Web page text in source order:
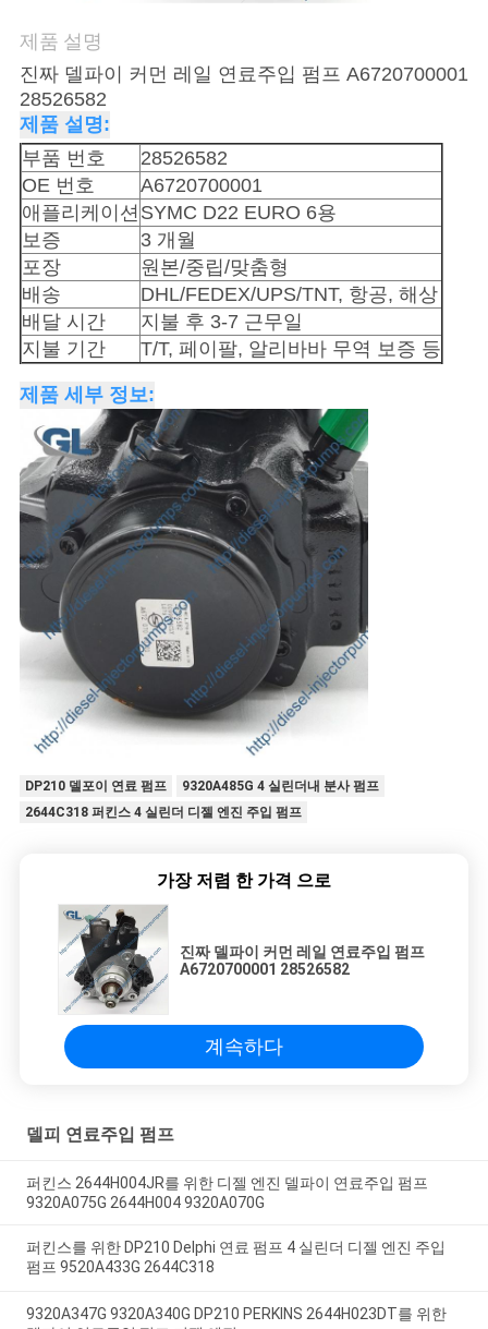
인
용
을
요
청
하
십
시
사
맵
정
제품 설명
진짜 델파이 커먼 레일 연료주입 펌프 A6720700001
28526582
제품 설명:
부품 번호
28526582
OE 번호
A6720700001
애플리케이션 SYMC D22 EURO 6용
보증
3 개월
포장
원본/중립/맞춤형
배송
DHL/FEDEX/UPS/TNT, 항공, 해상
배달 시간
지불 후 3-7 근무일
지불 기간
T/T, 페이팔, 알리바바 무역 보증 등
제품 세부 정보:
DP210 델포이 연료 펌프
9320A485G 4 실린더내 분사 펌프
2644C318 퍼킨스 4 실린더 디젤 엔진 주입 펌프
가장 저렴 한 가격 으로
진짜 델파이 커먼 레일 연료주입 펌프
A6720700001 28526582
계속하다
델피 연료주입 펌프
퍼킨스 2644H004JR를 위한 디젤 엔진 델파이 연료주입 펌프
9320A075G 2644H004 9320A070G
퍼킨스를 위한 DP210 Delphi 연료 펌프 4 실린더 디젤 엔진 주입
펌프 9520A433G 2644C318
9320A347G 9320A340G DP210 PERKINS 2644H023DT를 위한